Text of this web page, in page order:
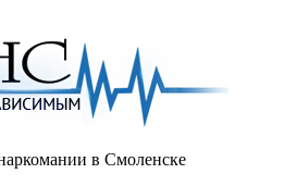
в Смоленске